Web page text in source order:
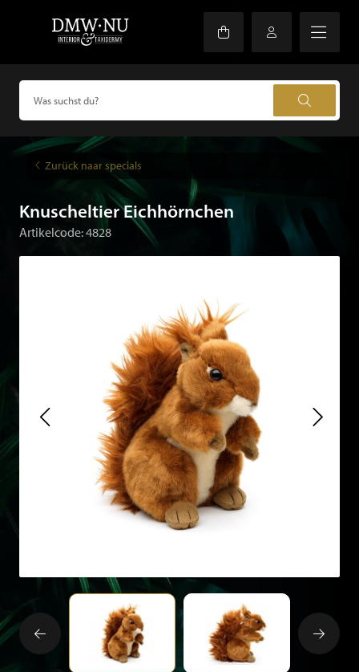
Zurück naar specials
Knuscheltier Eichhörnchen
Artikelcode: 4828